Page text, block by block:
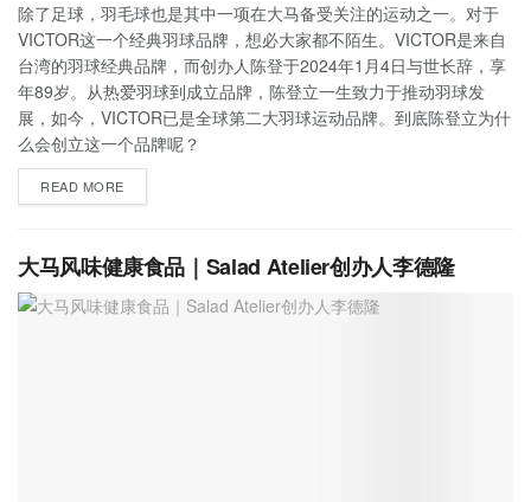
除了足球，羽毛球也是其中一项在大马备受关注的运动之一。对于
VICTOR这一个经典羽球品牌，想必大家都不陌生。VICTOR是来自
台湾的羽球经典品牌，而创办人陈登于2024年1月4日与世长辞，享
年89岁。从热爱羽球到成立品牌，陈登立一生致力于推动羽球发
展，如今，VICTOR已是全球第二大羽球运动品牌。到底陈登立为什
么会创立这一个品牌呢？
READ MORE
大马风味健康食品｜Salad Atelier创办人李德隆